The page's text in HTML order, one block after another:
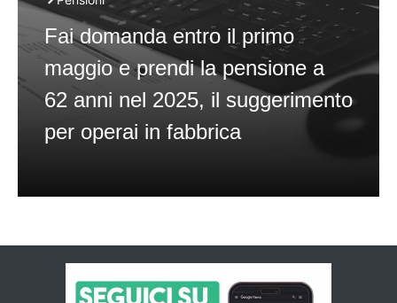
Fai domanda entro il primo
maggio e prendi la pensione a
62 anni nel 2025, il suggerimento
per operai in fabbrica